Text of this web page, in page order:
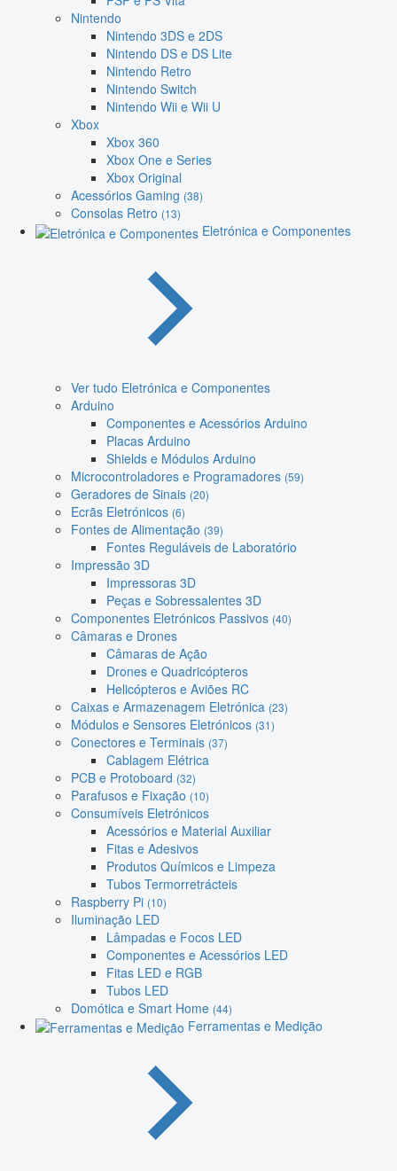
Nintendo
Nintendo 3DS e 2DS
Nintendo DS e DS Lite
Nintendo Retro
Nintendo Switch
Nintendo Wii e Wii U
Xbox
Xbox 360
Xbox One e Series
Xbox Original
Acessórios Gaming (38)
Consolas Retro (13)
Eletrónica e Componentes
Ver tudo Eletrónica e Componentes
Arduino
Componentes e Acessórios Arduino
Placas Arduino
Shields e Módulos Arduino
Microcontroladores e Programadores (59)
Geradores de Sinais (20)
Ecrãs Eletrónicos (6)
Fontes de Alimentação (39)
Fontes Reguláveis de Laboratório
Impressão 3D
Impressoras 3D
Peças e Sobressalentes 3D
Componentes Eletrónicos Passivos (40)
Câmaras e Drones
Câmaras de Ação
Drones e Quadricópteros
Helicópteros e Aviões RC
Caixas e Armazenagem Eletrónica (23)
Módulos e Sensores Eletrónicos (31)
Conectores e Terminais (37)
Cablagem Elétrica
PCB e Protoboard (32)
Parafusos e Fixação (10)
Consumíveis Eletrónicos
Acessórios e Material Auxiliar
Fitas e Adesivos
Produtos Químicos e Limpeza
Tubos Termorretrácteis
Raspberry Pi (10)
Iluminação LED
Lâmpadas e Focos LED
Componentes e Acessórios LED
Fitas LED e RGB
Tubos LED
Domótica e Smart Home (44)
Ferramentas e Medição